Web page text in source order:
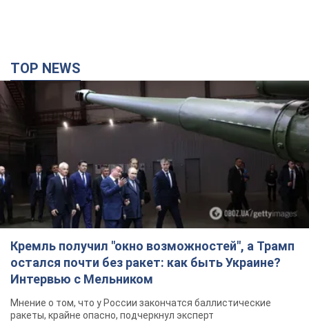
TOP NEWS
Кремль получил "окно возможностей", а Трамп
остался почти без ракет: как быть Украине?
Интервью с Мельником
Мнение о том, что у России закончатся баллистические
ракеты, крайне опасно, подчеркнул эксперт